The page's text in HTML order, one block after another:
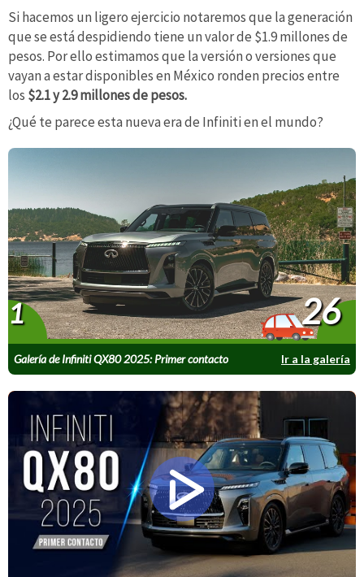
Si hacemos un ligero ejercicio notaremos que la generación
que se está despidiendo tiene un valor de $1.9 millones de
pesos. Por ello estimamos que la versión o versiones que
vayan a estar disponibles en México ronden precios entre
los $2.1 y 2.9 millones de pesos.
¿Qué te parece esta nueva era de Infiniti en el mundo?
Galería de Infiniti QX80 2025: Primer contacto Ir a la galería
1 26